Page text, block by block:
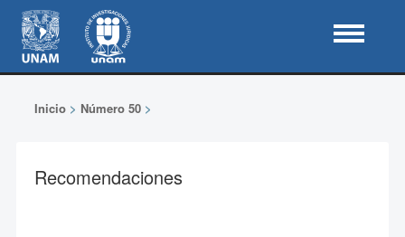
Inicio> Número 50>
Recomendaciones